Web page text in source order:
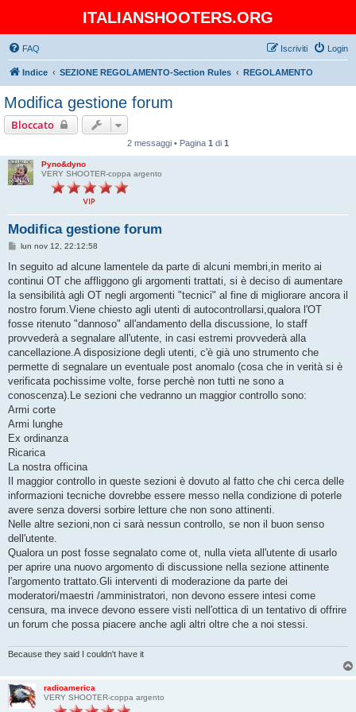
ITALIANSHOOTERS.ORG
FAQ Login
Iscriviti
Indice SEZIONE REGOLAMENTO-Section Rules REGOLAMENTO
Modifica gestione forum
Bloccato
2 messaggi • Pagina 1 di 1
Pyno&dyno
VERY SHOOTER-coppa argento
Modifica gestione forum
M
s
a
g
i
o
lun nov 12, 22:12:58
In seguito ad alcune lamentele da parte di alcuni membri,in merito ai
continui OT che affliggono gli argomenti trattati, si è deciso di aumentare
la sensibilità agli OT negli argomenti "tecnici" al fine di migliorare ancora il
nostro forum.Viene chiesto agli utenti di autocontrollarsi,qualora l'OT
fosse ritenuto "dannoso" all'andamento della discussione, lo staff
provvederà a segnalare all'utente, in casi estremi provvederà alla
cancellazione.A disposizione degli utenti, c'è già uno strumento che
permette di segnalare un eventuale post anomalo (cosa che in verità si è
verificata pochissime volte, forse perchè non tutti ne sono a
conoscenza).Le sezioni che vedranno un maggior controllo sono:
Armi corte
Armi lunghe
Ex ordinanza
Ricarica
La nostra officina
Il maggior controllo in queste sezioni è dovuto al fatto che chi cerca delle
informazioni tecniche dovrebbe essere messo nella condizione di poterle
avere senza doversi sorbire letture che non sono attinenti.
Nelle altre sezioni,non ci sarà nessun controllo, se non il buon senso
dell'utente.
Qualora un post fosse segnalato come ot, nulla vieta all'utente di usarlo
per aprire una nuovo argomento di discussione nella sezione attinente
l'argomento trattato.Gli interventi di moderazione da parte dei
moderatori/maestri /amministratori, non devono essere intesi come
censura, ma invece devono essere visti nell'ottica di un tentativo di offrire
un forum che possa piacere anche agli altri oltre che a noi stessi.
Because they said I couldn't have it
radioamerica
VERY SHOOTER-coppa argento